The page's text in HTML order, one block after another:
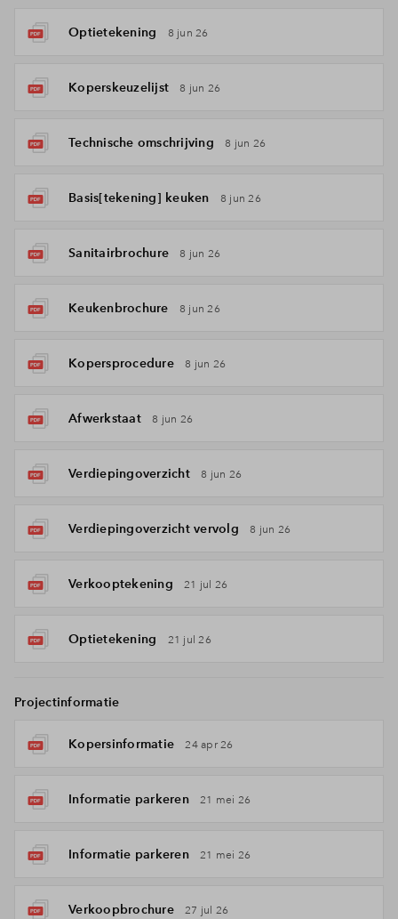
Optietekening 8 jun 26
Koperskeuzelijst 8 jun 26
Technische omschrijving 8 jun 26
Basis[tekening] keuken 8 jun 26
Sanitairbrochure 8 jun 26
Keukenbrochure 8 jun 26
Kopersprocedure 8 jun 26
Afwerkstaat 8 jun 26
Verdiepingoverzicht 8 jun 26
Verdiepingoverzicht vervolg 8 jun 26
Verkooptekening 21 jul 26
Optietekening 21 jul 26
Projectinformatie
Kopersinformatie 24 apr 26
Informatie parkeren 21 mei 26
Informatie parkeren 21 mei 26
Verkoopbrochure 27 jul 26